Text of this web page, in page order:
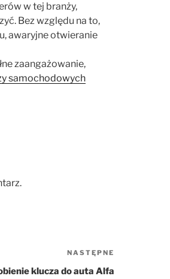
w tej branży,
Bez względu na to,
awaryjne otwieranie
zaangażowanie,
samochodowych
NASTĘPNE
klucza do auta Alfa